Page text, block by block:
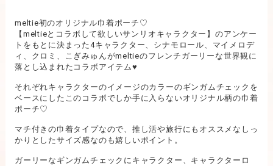
meltie初のオリジナル巾着ポーチ♡
【meltieとコラボして欲しいサンリオキャラクター】のアンケー
トをもとに決まった4キャラクター、シナモロール、マイメロデ
ィ、クロミ、こぎみゅんがmeltieのフレンチガーリーな世界観に
落とし込まれたコラボアイテム♥︎
それぞれキャラクターのイメージのカラーのギンガムチェックを
ベースにしたこのコラボでしか手に入らないオリジナル柄の巾着
ポーチ♡
マチ付きの巾着タイプなので、推し活や旅行にもオススメなしっ
かりとしたサイズ感なのも嬉しいポイント。
ガーリーなギンガムチェックにキャラクター、キャラクターロ